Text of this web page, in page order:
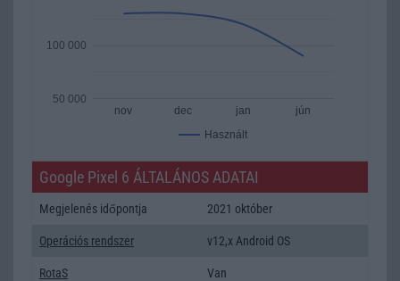
Használt
nov dec jan jún
50 000
100 000
Google Pixel 6 ÁLTALÁNOS ADATAI
Megjelenés időpontja 2021 október
Operációs rendszer v12,x Android OS
RotaS Van